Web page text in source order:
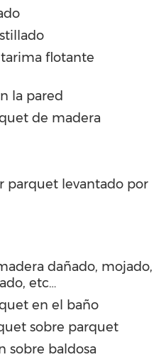
flotante
la pared
de madera
parquet levantado por
dañado, mojado,
etc…
en el baño
sobre parquet
sobre baldosa